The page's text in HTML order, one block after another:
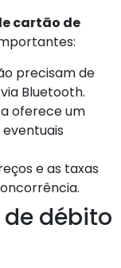
cartão de
precisam de
Bluetooth.
oferece um
e as taxas
débito